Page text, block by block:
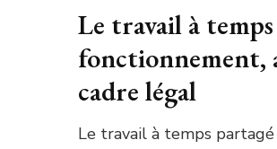
Le travail à
fonctionnement,
cadre légal
Le travail à temps